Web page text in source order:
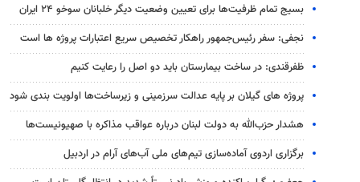
بسیج تمام ظرفیت‌ها برای تعیین وضعیت دیگر خلبانان سوخو ۲۴ ایران
نجفی: سفر رئیس‌جمهور راهکار تخصیص سریع اعتبارات پروژه ها است
ظفرقندی: در ساخت بیمارستان باید دو اصل را رعایت کنیم
پروژه‌ های گیلان بر پایه عدالت سرزمینی و زیرساخت‌ها اولویت‌ بندی شود
هشدار حزب‌الله به دولت لبنان درباره عواقب مذاکره با صهیونیست‌ها
برگزاری اردوی آماده‌سازی تیم‌های ملی آب‌های آرام در اردبیل